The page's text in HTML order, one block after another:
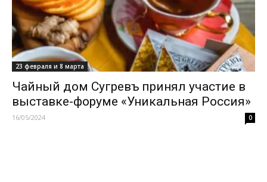
23 февраля и 8 марта
Чайный дом Сугревъ принял участие в
выставке-форуме «Уникальная Россия»
16/05/2024 0